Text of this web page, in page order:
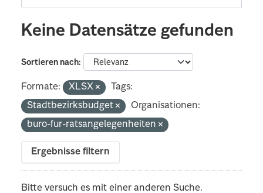
Keine Datensätze gefunden
Sortieren nach
Formate: XLSX
Tags:
Stadtbezirksbudget
Organisationen:
buro-fur-ratsangelegenheiten
Ergebnisse filtern
Bitte versuch es mit einer anderen Suche.